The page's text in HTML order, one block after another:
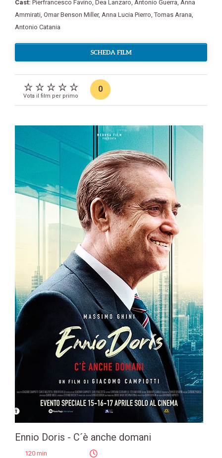
Cast: Pierfrancesco Favino, Dea Lanzaro, Antonio Guerra, Anna
Ammirati, Omar Benson Miller, Anna Lucia Pierro,Tomas Arana,
Antonio Catania
SCHEDA FILM
Vota il film per primo
0
Ennio Doris - C´è anche domani
120 min